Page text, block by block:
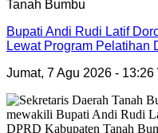
Tanah Bumbu
Bupati Andi Rudi Latif
Lewat Program Pelatihan
Jumat, 7 Agu 2026 - 13:26